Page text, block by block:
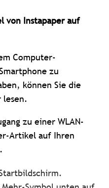
von Instapaper auf
Computer-
zu
können Sie die
lesen.
zu einer WLAN-
Artikel auf Ihren